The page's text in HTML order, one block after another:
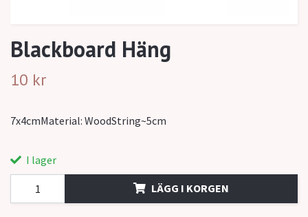
Blackboard Häng
10 kr
7x4cmMaterial: WoodString~5cm
I lager
LÄGG I KORGEN